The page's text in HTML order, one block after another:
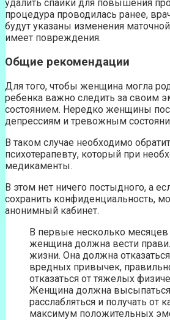
удалить спайки для повышения
процедура проводилась ранее,
будут указаны изменения
имеет повреждения.
Общие рекомендации
Для того, чтобы женщина могла
ребенка важно следить за своим
состоянием. Нередко женщины
депрессиям и тревожным
В таком случае необходимо
психотерапевту, который при
медикаменты.
В этом нет ничего постыдного, а
сохранить конфиденциальность,
анонимный кабинет.
В первые несколько месяцев
женщина должна вести
жизни. Она должна
вредных привычек,
отказаться от тяжелых
Женщина должна
расслабляться и получать от
максимум положительных